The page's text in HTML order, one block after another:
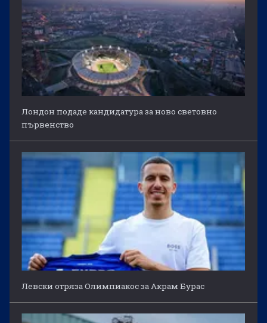
Лондон подаде кандидатура за ново световно
първенство
Левски отряза Олимпиакос за Акрам Бурас